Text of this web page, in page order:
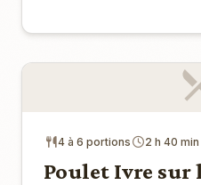
4 à 6 portions 2 h 40 min
Poulet Ivre sur